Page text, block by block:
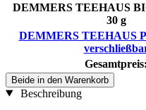
DEMMERS TEEHAUS
30 g
DEMMERS TEEHAUS
Gesamtpreis:
Beide in den Warenkorb
Beschreibung